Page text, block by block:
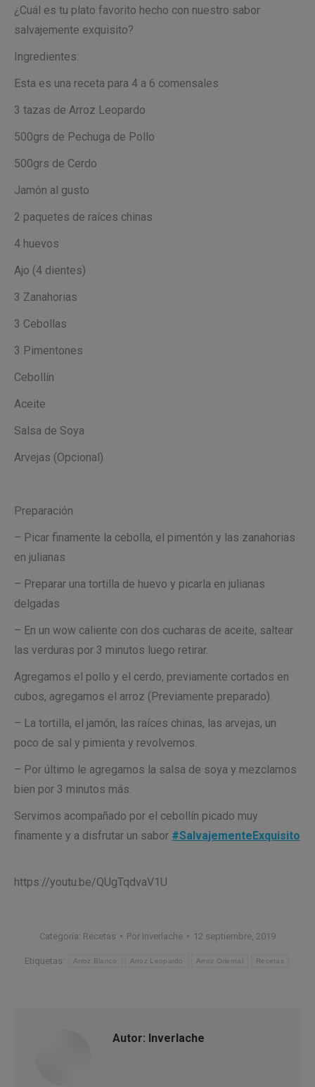
¿Cuál es tu plato favorito hecho con nuestro sabor
salvajemente exquisito?
Ingredientes:
Esta es una receta para 4 a 6 comensales
3 tazas de Arroz Leopardo
500grs de Pechuga de Pollo
500grs de Cerdo
Jamón al gusto
2 paquetes de raíces chinas
4 huevos
Ajo (4 dientes)
3 Zanahorias
3 Cebollas
3 Pimentones
Cebollín
Aceite
Salsa de Soya
Arvejas (Opcional)
Preparación
– Picar finamente la cebolla, el pimentón y las zanahorias
en julianas
– Preparar una tortilla de huevo y picarla en julianas
delgadas
– En un wow caliente con dos cucharas de aceite, saltear
las verduras por 3 minutos luego retirar.
Agregamos el pollo y el cerdo, previamente cortados en
cubos, agregamos el arroz (Previamente preparado).
– La tortilla, el jamón, las raíces chinas, las arvejas, un
poco de sal y pimienta y revolvemos.
– Por último le agregamos la salsa de soya y mezclamos
bien por 3 minutos más.
Servimos acompañado por el cebollín picado muy
finamente y a disfrutar un sabor #SalvajementeExquisito
https://youtu.be/QUgTqdvaV1U
Categoría: Recetas Por Inverlache 12 septiembre, 2019
Etiquetas: Arroz Blanco Arroz Leopardo Arroz Oriental Recetas
Autor: Inverlache